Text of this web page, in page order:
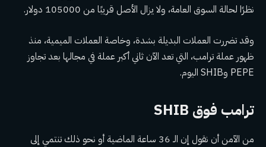
نظرًا لحالة السوق العامة، ولا يزال الأصل قريبًا من 105000 دولار.
وقد تضررت العملات البديلة بشدة، وخاصة العملات الميمية، منذ
ظهور عملة ترامب، التي تعد الآن ثاني أكبر عملة في مجالها بعد تجاوز
PEPE وSHIB اليوم.
ترامب فوق SHIB
من الآمن أن نقول إن الـ 36 ساعة الماضية أو نحو ذلك تنتمي إلى